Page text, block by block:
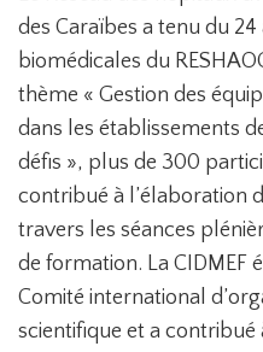
des Caraïbes a tenu du
biomédicales du
thème « Gestion des
dans les établissements
défis », plus de 300
contribué à l’élaboration
travers les séances
de formation. La CIDMEF
Comité international
scientifique et a contribué